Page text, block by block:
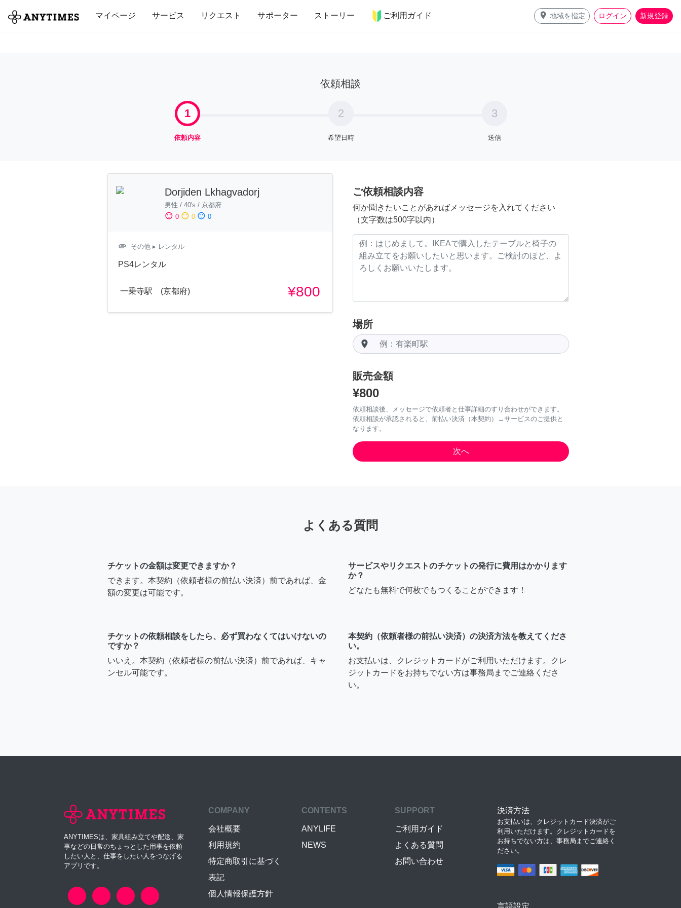
マイページ サービス リクエスト サポーター ストーリー ご利用ガイド place 地域を指定 ログイン 新規登録
全て 修理・組立 家事 引っ越し インテリア 趣味・習い事 ペット 料理
依頼相談
1
依頼内容
2
希望日時
3
送信
Dorjiden Lkhagvadorj
男性 / 40's / 京都府
sentiment_satisfied 0 sentiment_neutral 0 sentiment_dissatisfied 0
attachment その他 ▸ レンタル
PS4レンタル
一乗寺駅 (京都府) ¥800
ご依頼相談内容
何か聞きたいことがあればメッセージを入れてください
（文字数は500字以内）
場所
room
販売金額
¥800
依頼相談後、メッセージで依頼者と仕事詳細のすり合わせができます。
依頼相談が承認されると、前払い決済（本契約）→サービスのご提供と
なります。
よくある質問
チケットの金額は変更できますか？
できます。本契約（依頼者様の前払い決済）前であれば、金
額の変更は可能です。
サービスやリクエストのチケットの発行に費用はかかります
か？
どなたも無料で何枚でもつくることができます！
チケットの依頼相談をしたら、必ず買わなくてはいけないの
ですか？
いいえ。本契約（依頼者様の前払い決済）前であれば、キャ
ンセル可能です。
本契約（依頼者様の前払い決済）の決済方法を教えてくださ
い。
お支払いは、クレジットカードがご利用いただけます。クレ
ジットカードをお持ちでない方は事務局までご連絡くださ
い。
ANYTIMESは、家具組み立てや配送、家
事などの日常のちょっとした用事を依頼
したい人と、仕事をしたい人をつなげる
アプリです。
COMPANY
会社概要
利用規約
特定商取引に基づく
表記
個人情報保護方針
CONTENTS
ANYLIFE
NEWS
SUPPORT
ご利用ガイド
よくある質問
お問い合わせ
決済方法
お支払いは、クレジットカード決済がご
利用いただけます。クレジットカードを
お持ちでない方は、事務局までご連絡く
ださい。
言語設定